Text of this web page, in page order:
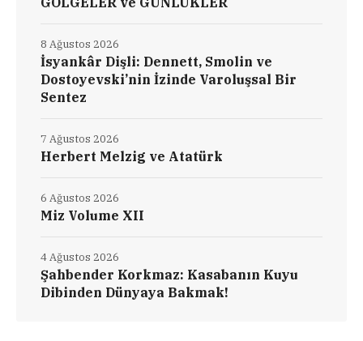
İsyankâr Dişli: Dennett, Smolin ve
Dostoyevski’nin İzinde Varoluşsal Bir
Sentez
8 Ağustos 2026
Herbert Melzig ve Atatürk
7 Ağustos 2026
Miz Volume XII
6 Ağustos 2026
Şahbender Korkmaz: Kasabanın Kuyu
Dibinden Dünyaya Bakmak!
4 Ağustos 2026